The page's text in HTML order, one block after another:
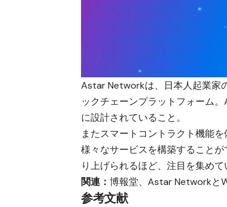
Astar Networkは、日本人起業家
ックチェーンプラットフォーム
に設計されていること。
またスマートコントラクト機能
様々なサービスを構築すること
り上げられるほど、注目を集めて
関連：博報堂、Astar Networkと
参考文献